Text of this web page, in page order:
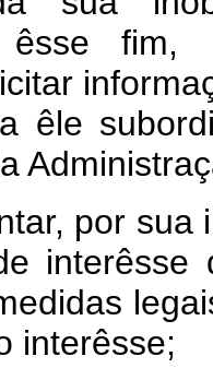
fim,
êle
por sua
interêsse
interêsse;